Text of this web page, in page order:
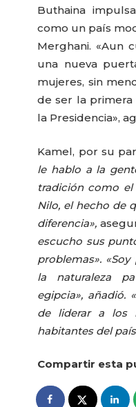
Buthaina
como un país
Merghani. «Aun
una nueva
mujeres, sin
de ser la primera
la Presidencia»,
Kamel, por su
le hablo a la
tradición como
Nilo, el hecho de
diferencia»,
escucho sus
problemas».
la naturaleza
egipcia», añadió.
de liderar a los
habitantes del
Compartir esta